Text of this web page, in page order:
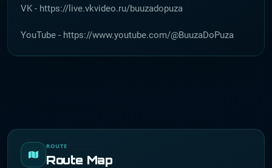
VK - https://live.vkvideo.ru/buuzadopuza
YouTube - https://www.youtube.com/@BuuzaDoPuza
ROUTE
Route Map